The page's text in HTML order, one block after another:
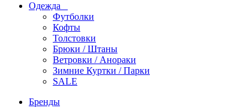
Одежда
Футболки
Кофты
Толстовки
Брюки / Штаны
Ветровки / Анораки
Зимние Куртки / Парки
SALE
Бренды